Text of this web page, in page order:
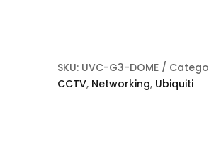
SKU: UVC-G3-DOME
CCTV, Networking, Ubiquiti